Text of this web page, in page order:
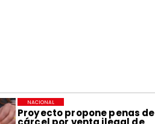
Proyecto propone penas de
NACIONAL